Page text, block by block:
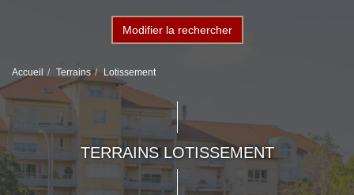
Modifier la rechercher
Accueil Terrains Lotissement
TERRAINS LOTISSEMENT